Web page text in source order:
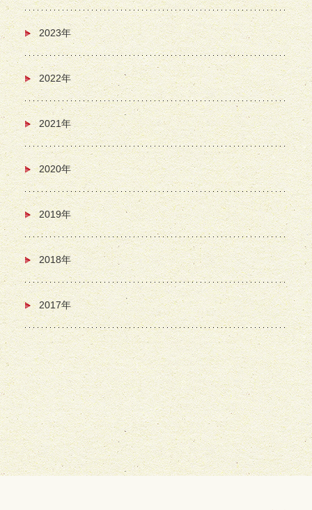
2023年
2022年
2021年
2020年
2019年
2018年
2017年